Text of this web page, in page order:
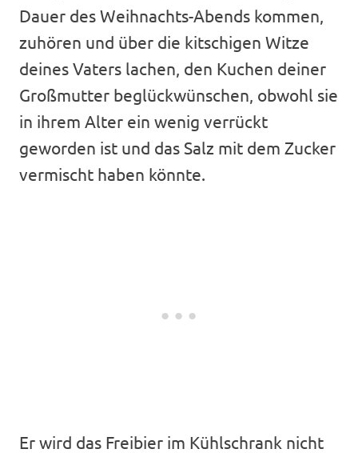
Dauer des Weihnachts-Abends kommen,
zuhören und über die kitschigen Witze
deines Vaters lachen, den Kuchen deiner
Großmutter beglückwünschen, obwohl sie
in ihrem Alter ein wenig verrückt
geworden ist und das Salz mit dem Zucker
vermischt haben könnte.
Er wird das Freibier im Kühlschrank nicht